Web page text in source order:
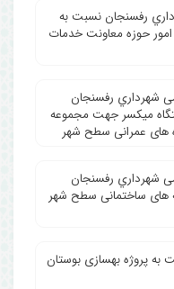
رفسنجان نسبت به
حوزه معاونت خدمات
شهرداري رفسنجان
میکسر جهت مجموعه
های عمرانی سطح شهر
شهرداري رفسنجان
های ساختمانی سطح شهر
پروژه بهسازی بوستان